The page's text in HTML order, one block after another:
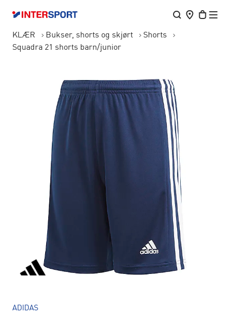
KLÆR Bukser, shorts og skjørt
Shorts
Squadra 21 shorts barn/junior
ADIDAS